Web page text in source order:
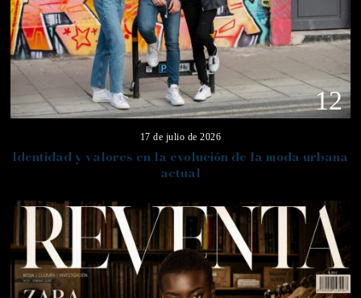
12
17 de julio de 2026
Identidad y valores en la evolución de la moda urbana
actual